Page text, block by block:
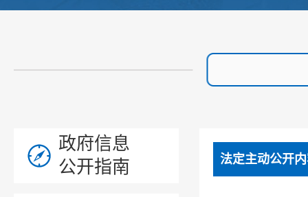
政府信息
公开指南
法定主动公开